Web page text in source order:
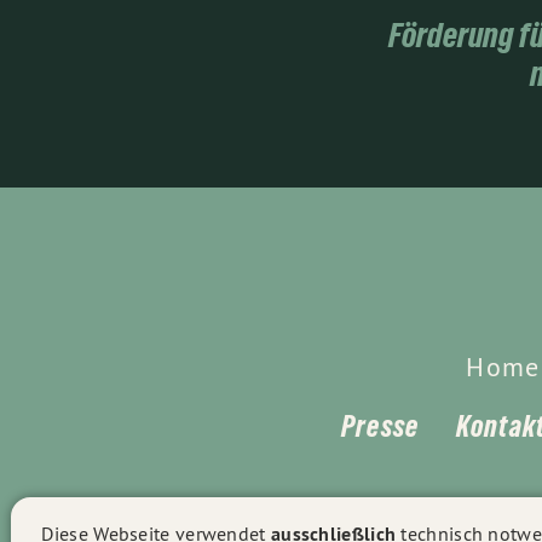
Förderung
Home
Presse
Diese Webseite verwendet ausschließlich technisch